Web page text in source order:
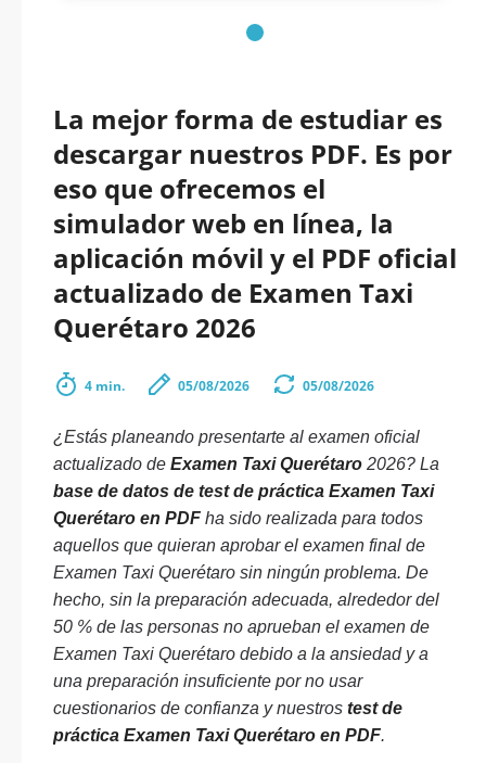
La mejor forma de estudiar es
descargar nuestros PDF. Es por
eso que ofrecemos el
simulador web en línea, la
aplicación móvil y el PDF oficial
actualizado de Examen Taxi
Querétaro 2026
4 min. 05/08/2026 05/08/2026
¿Estás planeando presentarte al examen oficial
actualizado de Examen Taxi Querétaro 2026? La
base de datos de test de práctica Examen Taxi
Querétaro en PDF ha sido realizada para todos
aquellos que quieran aprobar el examen final de
Examen Taxi Querétaro sin ningún problema. De
hecho, sin la preparación adecuada, alrededor del
50 % de las personas no aprueban el examen de
Examen Taxi Querétaro debido a la ansiedad y a
una preparación insuficiente por no usar
cuestionarios de confianza y nuestros test de
práctica Examen Taxi Querétaro en PDF.